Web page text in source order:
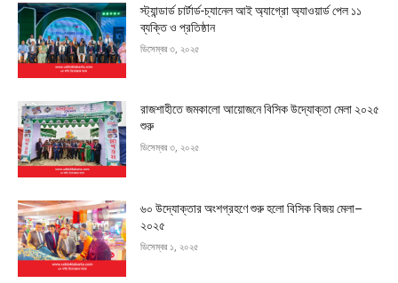
স্ট্যান্ডার্ড চার্টার্ড-চ্যানেল আই অ্যাগ্রো অ্যাওয়ার্ড পেল ১১
ব্যক্তি ও প্রতিষ্ঠান
ডিসেম্বর ৩, ২০২৫
রাজশাহীতে জমকালো আয়োজনে বিসিক উদ্যোক্তা মেলা ২০২৫
শুরু
ডিসেম্বর ৩, ২০২৫
৬০ উদ্যোক্তার অংশগ্রহণে শুরু হলো বিসিক বিজয় মেলা–
২০২৫
ডিসেম্বর ১, ২০২৫